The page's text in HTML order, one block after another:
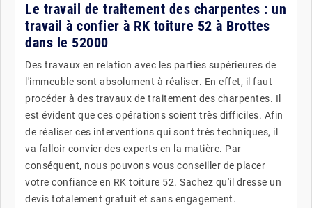
Le travail de traitement des charpentes : un
travail à confier à RK toiture 52 à Brottes
dans le 52000
Des travaux en relation avec les parties supérieures de
l'immeuble sont absolument à réaliser. En effet, il faut
procéder à des travaux de traitement des charpentes. Il
est évident que ces opérations soient très difficiles. Afin
de réaliser ces interventions qui sont très techniques, il
va falloir convier des experts en la matière. Par
conséquent, nous pouvons vous conseiller de placer
votre confiance en RK toiture 52. Sachez qu'il dresse un
devis totalement gratuit et sans engagement.